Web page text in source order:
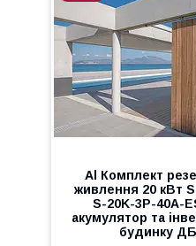
Al Комплект
живлення 20 кВт
S-20K-3Р-40А-
акумулятор та
будинку